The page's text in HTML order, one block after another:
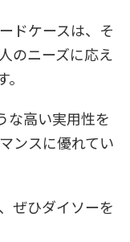
ドケースは、そ
のニーズに応え
な高い実用性を
ンスに優れてい
ぜひダイソーを